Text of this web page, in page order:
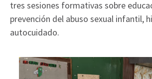
tres sesiones formativas sobre
prevención del abuso sexual infantil,
autocuidado.